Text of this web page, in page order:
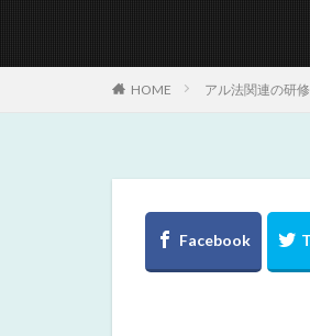
HOME アル法関連の研修